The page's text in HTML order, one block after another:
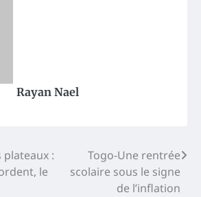
Rayan Nael
plateaux :
le
Togo-Une rentrée
scolaire sous le signe
de l’inflation